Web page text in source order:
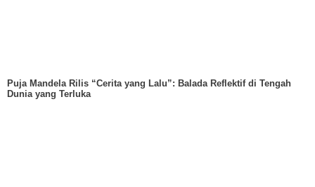
Puja Mandela Rilis “Cerita yang Lalu”: Balada Reflektif di Tengah
Dunia yang Terluka